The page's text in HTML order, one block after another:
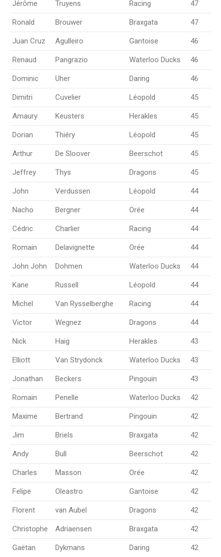
Jérôme Truyens Racing 47
Ronald Brouwer Braxgata 47
Juan Cruz Agulleiro Gantoise 46
Renaud Pangrazio Waterloo Ducks 46
Dominic Uher Daring 46
Dimitri Cuvelier Léopold 45
Amaury Keusters Herakles 45
Dorian Thiéry Léopold 45
Arthur De Sloover Beerschot 45
Jeffrey Thys Dragons 45
John Verdussen Léopold 44
Nacho Bergner Orée 44
Cédric Charlier Racing 44
Romain Delavignette Orée 44
John John Dohmen Waterloo Ducks 44
Kane Russell Léopold 44
Michel Van Rysselberghe Racing 44
Victor Wegnez Dragons 44
Nick Haig Herakles 43
Elliott Van Strydonck Waterloo Ducks 43
Jonathan Beckers Pingouin 43
Romain Penelle Waterloo Ducks 42
Maxime Bertrand Pingouin 42
Jim Briels Braxgata 42
Andy Bull Beerschot 42
Charles Masson Orée 42
Felipe Oleastro Gantoise 42
Florent van Aubel Dragons 42
Christophe Adriaensen Braxgata 42
Gaëtan Dykmans Daring 42